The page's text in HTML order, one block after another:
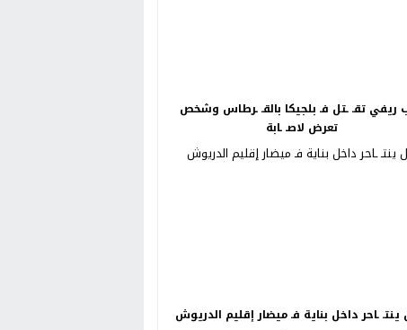
ريفي تقـ ـتل فـ بلجيكا بالقـ ـرطاس وشخص
تعرض لاصـ ـابة
ينتـ ـاحر داخل بناية فـ ميضار إقليم الدريوش